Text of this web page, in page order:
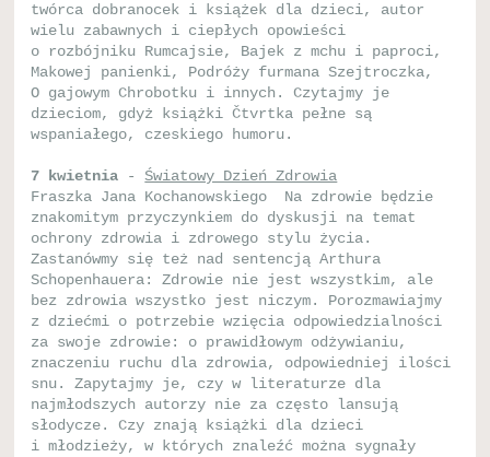
twórca dobranocek i książek dla dzieci, autor
wielu zabawnych i ciepłych opowieści
o rozbójniku Rumcajsie, Bajek z mchu i paproci,
Makowej panienki, Podróży furmana Szejtroczka,
O gajowym Chrobotku i innych. Czytajmy je
dzieciom, gdyż książki Čtvrtka pełne są
wspaniałego, czeskiego humoru.
7 kwietnia -Światowy Dzień Zdrowia
Fraszka Jana Kochanowskiego Na zdrowie będzie
znakomitym przyczynkiem do dyskusji na temat
ochrony zdrowia i zdrowego stylu życia.
Zastanówmy się też nad sentencją Arthura
Schopenhauera: Zdrowie nie jest wszystkim, ale
bez zdrowia wszystko jest niczym. Porozmawiajmy
z dziećmi o potrzebie wzięcia odpowiedzialności
za swoje zdrowie: o prawidłowym odżywianiu,
znaczeniu ruchu dla zdrowia, odpowiedniej ilości
snu. Zapytajmy je, czy w literaturze dla
najmłodszych autorzy nie za często lansują
słodycze. Czy znają książki dla dzieci
i młodzieży, w których znaleźć można sygnały